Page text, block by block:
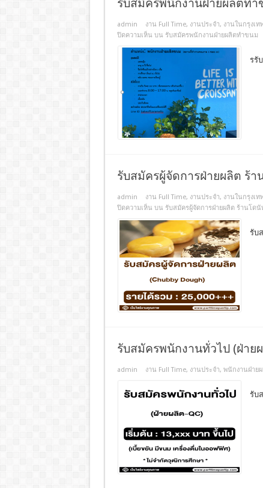
รับสมัครพนักงานฝ่ายผลิตทำ
admin งาน Full Time, งานประจํา, งานในกรุงเท
ปิดความเห็น บน รับสมัครพนักงานฝ่ายผลิตทำขนม
รรั
รับสมัครผู้จัดการฝ่ายผลิต ร้า
admin งาน Full Time, งานประจํา, งานในกรุงเท
ปิดความเห็น บน รับสมัครผู้จัดการฝ่ายผลิต ร้านโดนั
รับ
รับสมัครพนักงานทั่วไป (ฝ่าย
admin งาน Full Time, งานประจํา, พนักงานฝ่าย
รับ